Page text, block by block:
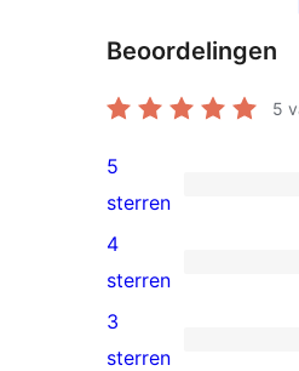
Beoordelingen
5
1
5
ster
beoordeling
5
sterren
0
4
sterren
4
sterren
0
3
sterren